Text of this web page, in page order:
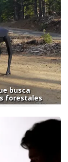
busca
forestales